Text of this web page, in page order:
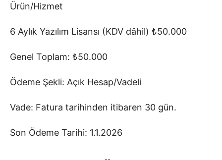
Ürün/Hizmet
6 Aylık Yazılım Lisansı (KDV dâhil) ₺50.000
Genel Toplam: ₺50.000
Ödeme Şekli: Açık Hesap/Vadeli
Vade: Fatura tarihinden itibaren 30 gün.
Son Ödeme Tarihi: 1.1.2026